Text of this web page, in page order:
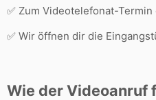
✅ Zum Videotelefonat-
✅ Wir öffnen dir die
Wie der Videoanruf